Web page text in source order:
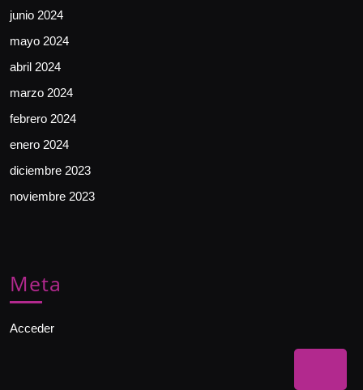
junio 2024
mayo 2024
abril 2024
marzo 2024
febrero 2024
enero 2024
diciembre 2023
noviembre 2023
Meta
Acceder